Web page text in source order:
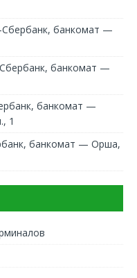
банкомат —
банкомат —
банкомат —
1
банкомат — Орша,